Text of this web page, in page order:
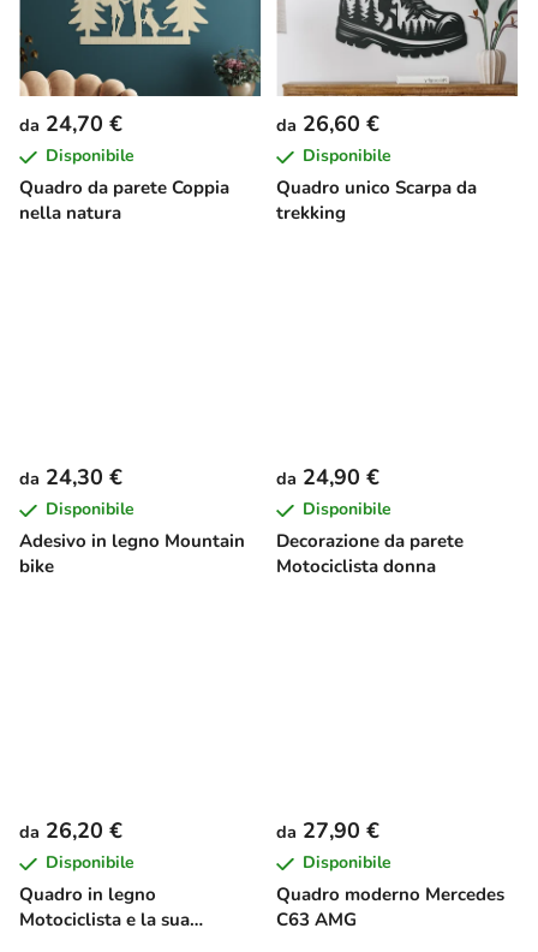
Quadro da parete Coppia
nella natura
da 24,70 €
Disponibile
Quadro unico Scarpa da
trekking
da 26,60 €
Disponibile
Adesivo in legno Mountain
bike
da 24,30 €
Disponibile
Decorazione da parete
Motociclista donna
da 24,90 €
Disponibile
Quadro in legno
Motociclista e la sua
da 26,20 €
Disponibile
Quadro moderno Mercedes
C63 AMG
da 27,90 €
Disponibile